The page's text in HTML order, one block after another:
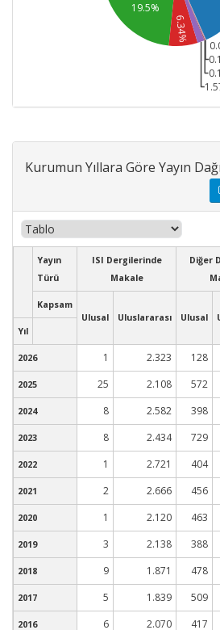
19.5%
6.34%
Kurumun Yıllara Göre Yayın
Yayın
Türü
ISI Dergilerinde
Makale
Diğer
Kapsam
Ulusal
Uluslararası Ulusal
Yıl
2026 1 2.323 128
2025 25 2.108 572
2024 8 2.582 398
2023 8 2.434 729
2022 1 2.721 404
2021 2 2.666 456
2020 1 2.120 463
2019 3 2.138 388
2018 9 1.871 478
2017 5 1.839 509
2016 6 2.070 417